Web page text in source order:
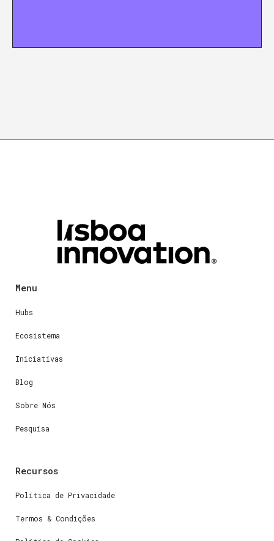
Menu
Hubs
Ecosistema
Iniciativas
Blog
Sobre Nós
Pesquisa
Recursos
Política de Privacidade
Termos & Condições